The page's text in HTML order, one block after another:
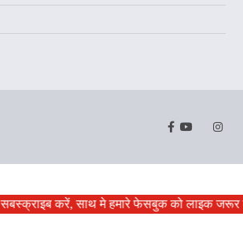
Facebook
Youtube
Twitter
सबस्क्राइब करें, साथ मे हमारे फेसबुक को लाइक जरूर